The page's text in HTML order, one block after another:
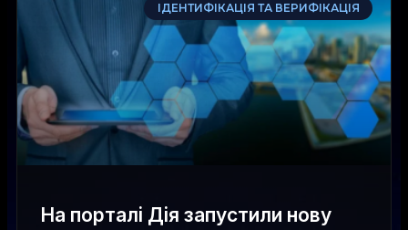
ІДЕНТИФІКАЦІЯ ТА ВЕРИФІКАЦІЯ
На порталі Дія запустили нову